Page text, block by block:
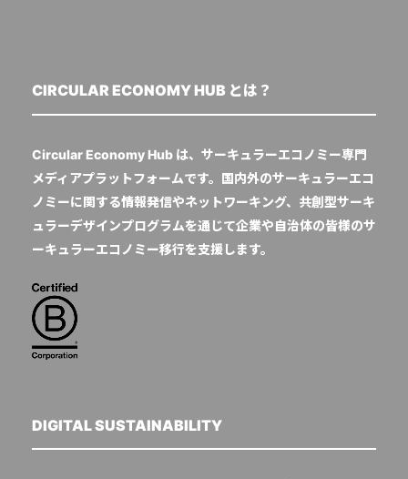
CIRCULAR ECONOMY HUB とは？
Circular Economy Hub は、サーキュラーエコノミー専門
メディアプラットフォームです。国内外のサーキュラーエコ
ノミーに関する情報発信やネットワーキング、共創型サーキ
ュラーデザインプログラムを通じて企業や自治体の皆様のサ
ーキュラーエコノミー移行を支援します。
DIGITAL SUSTAINABILITY